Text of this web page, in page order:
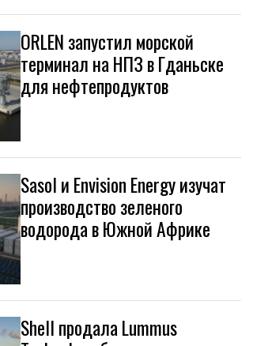
ORLEN запустил морской
терминал на НПЗ в Гданьске
для нефтепродуктов
Sasol и Envision Energy изучат
производство зеленого
водорода в Южной Африке
Shell продала Lummus